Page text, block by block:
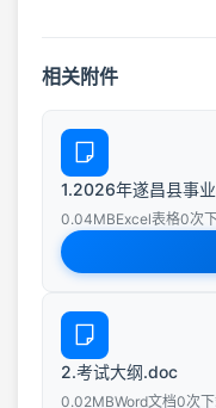
相关附件
1.2026年遂昌县事
0.04MBExcel表格0次
2.考试大纲.doc
0.02MBWord文档0次